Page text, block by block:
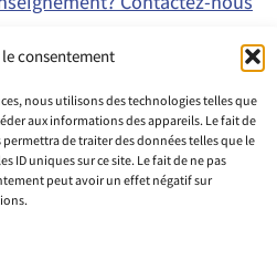
le consentement
nous utilisons des technologies telles que
aux informations des appareils. Le fait de
de traiter des données telles que le
ID uniques sur ce site. Le fait de ne pas
peut avoir un effet négatif sur
Juliana